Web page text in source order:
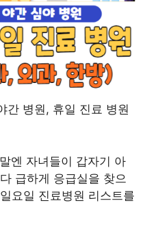
간 병원, 휴일 진료 병원
엔 자녀들이 갑자기 아
급하게 응급실을 찾으
요일 진료병원 리스트를